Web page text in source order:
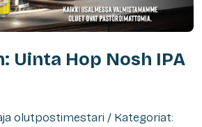
Uinta Hop Nosh IPA
olutpostimestari / Kategoriat: